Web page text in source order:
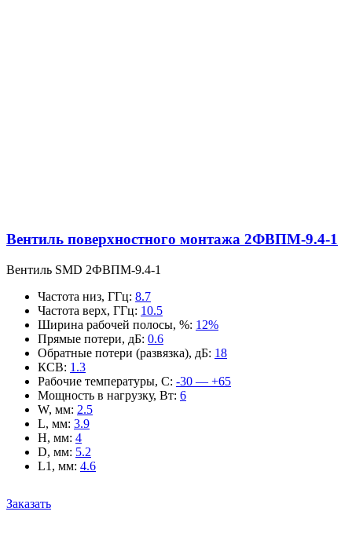
Вентиль поверхностного монтажа 2ФВПМ-9.4-1
Вентиль SMD 2ФВПМ-9.4-1
Частота низ, ГГц: 8.7
Частота верх, ГГц: 10.5
Ширина рабочей полосы, %: 12%
Прямые потери, дБ: 0.6
Обратные потери (развязка), дБ: 18
КСВ: 1.3
Рабочие температуры, С: -30 — +65
Мощность в нагрузку, Вт: 6
W, мм: 2.5
L, мм: 3.9
H, мм: 4
D, мм: 5.2
L1, мм: 4.6
Заказать